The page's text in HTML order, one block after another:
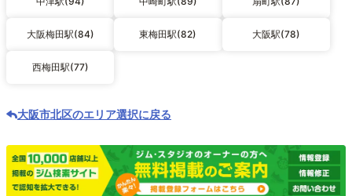
大阪梅田駅(84) 東梅田駅(82) 大阪駅(78)
西梅田駅(77)
大阪市北区のエリア選択に戻る